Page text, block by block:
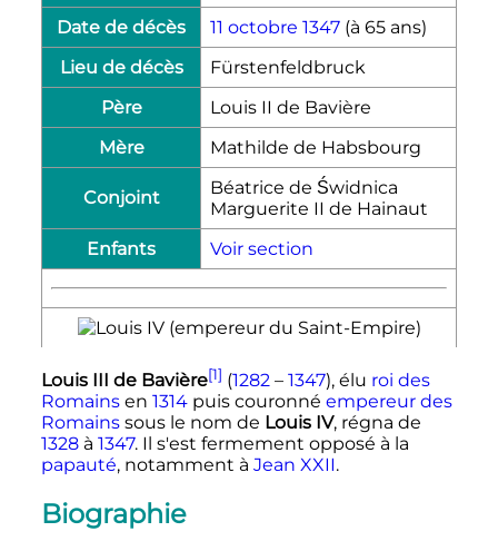
Date de décès 11 octobre 1347 (à 65 ans)
Lieu de décès
Fürstenfeldbruck
Père
Louis II de Bavière
Mère
Mathilde de Habsbourg
Conjoint
Béatrice de Świdnica
Marguerite II de Hainaut
Enfants
Voir section
Louis III de Bavière[1] (1282– 1347), élu roi des
Romainsen 1314puis couronné empereur des
Romainssous le nom de Louis IV, régna de
1328à 1347. Il s'est fermement opposé à la
papauté, notamment à Jean XXII.
Biographie